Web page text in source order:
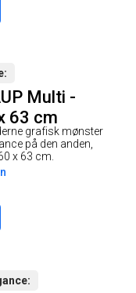
Multi -
63 cm
grafisk mønster
på den anden,
x 63 cm.